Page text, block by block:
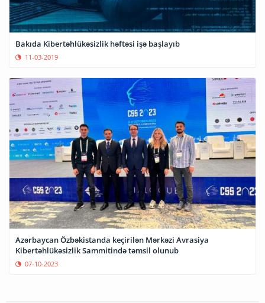
Bakıda Kibertəhlükəsizlik həftəsi işə başlayıb
11-03-2019
Azərbaycan Özbəkistanda keçirilən Mərkəzi Avrasiya
Kibertəhlükəsizlik Sammitində təmsil olunub
07-10-2023